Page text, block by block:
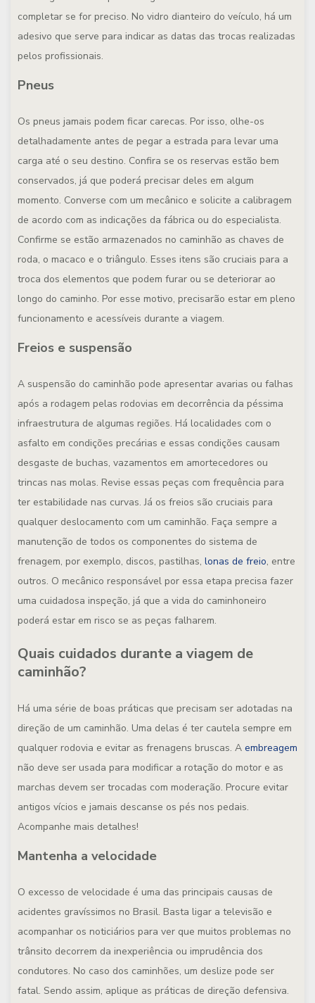
completar se for preciso. No vidro dianteiro do veículo, há um
adesivo que serve para indicar as datas das trocas realizadas
pelos profissionais.
Pneus
Os pneus jamais podem ficar carecas. Por isso, olhe-os
detalhadamente antes de pegar a estrada para levar uma
carga até o seu destino. Confira se os reservas estão bem
conservados, já que poderá precisar deles em algum
momento. Converse com um mecânico e solicite a calibragem
de acordo com as indicações da fábrica ou do especialista.
Confirme se estão armazenados no caminhão as chaves de
roda, o macaco e o triângulo. Esses itens são cruciais para a
troca dos elementos que podem furar ou se deteriorar ao
longo do caminho. Por esse motivo, precisarão estar em pleno
funcionamento e acessíveis durante a viagem.
Freios e suspensão
A suspensão do caminhão pode apresentar avarias ou falhas
após a rodagem pelas rodovias em decorrência da péssima
infraestrutura de algumas regiões. Há localidades com o
asfalto em condições precárias e essas condições causam
desgaste de buchas, vazamentos em amortecedores ou
trincas nas molas. Revise essas peças com frequência para
ter estabilidade nas curvas. Já os freios são cruciais para
qualquer deslocamento com um caminhão. Faça sempre a
manutenção de todos os componentes do sistema de
frenagem, por exemplo, discos, pastilhas, lonas de freio, entre
outros. O mecânico responsável por essa etapa precisa fazer
uma cuidadosa inspeção, já que a vida do caminhoneiro
poderá estar em risco se as peças falharem.
Quais cuidados durante a viagem de
caminhão?
Há uma série de boas práticas que precisam ser adotadas na
direção de um caminhão. Uma delas é ter cautela sempre em
qualquer rodovia e evitar as frenagens bruscas. A embreagem
não deve ser usada para modificar a rotação do motor e as
marchas devem ser trocadas com moderação. Procure evitar
antigos vícios e jamais descanse os pés nos pedais.
Acompanhe mais detalhes!
Mantenha a velocidade
O excesso de velocidade é uma das principais causas de
acidentes gravíssimos no Brasil. Basta ligar a televisão e
acompanhar os noticiários para ver que muitos problemas no
trânsito decorrem da inexperiência ou imprudência dos
condutores. No caso dos caminhões, um deslize pode ser
fatal. Sendo assim, aplique as práticas de direção defensiva.